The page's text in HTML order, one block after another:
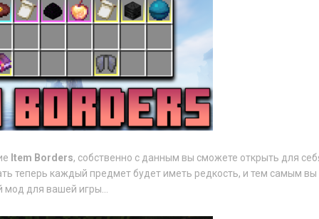
Item Borders, собственно с данным вы сможете открыть для
теперь каждый предмет будет иметь редкость, и тем самым
мод для вашей игры...